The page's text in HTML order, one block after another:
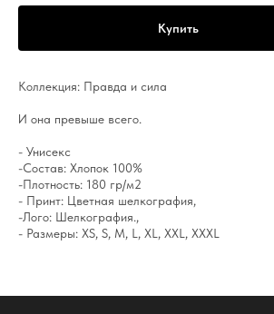
Купить
Коллекция: Правда и сила
И она превыше всего.
- Унисекс
-Состав: Хлопок 100%
-Плотность: 180 гр/м2
- Принт: Цветная шелкография,
-Лого: Шелкография.,
- Размеры: XS, S, M, L, XL, XXL, XXXL